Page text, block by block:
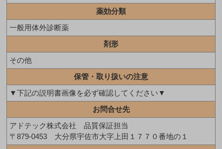
薬効分類
一般用体外診断薬
剤形
その他
保管・取り扱いの注意
▼下記の説明書画像を必ず確認してください▼
お問合せ先
アドテック株式会社 品質保証担当
〒879-0453 大分県宇佐市大字上田１７７０番地の１